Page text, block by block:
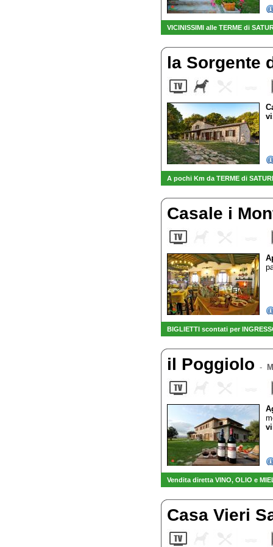
VICINISSIMI alle TERME di
la Sorgente
A pochi Km da TERME di
Casale i
BIGLIETTI scontati per
il Poggiolo -
Vendita diretta VINO, OLIO e
Casa Vieri